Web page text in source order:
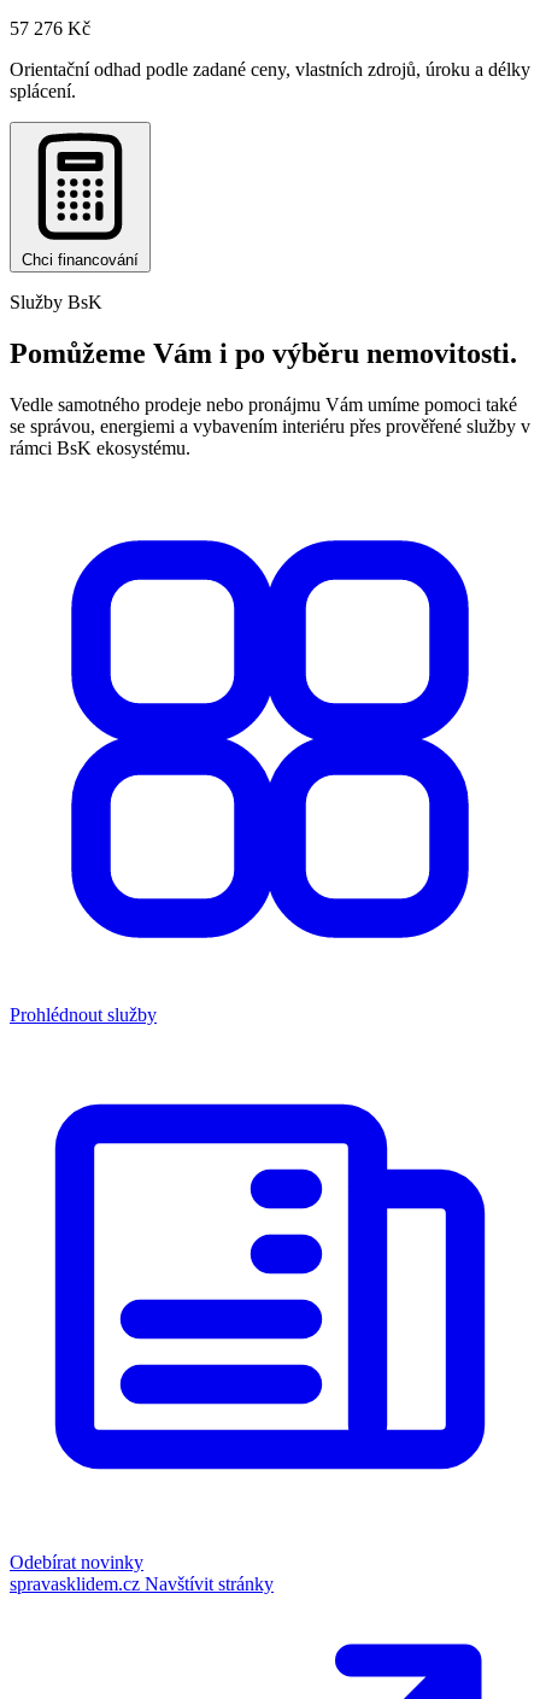
57 276 Kč
Orientační odhad podle zadané ceny, vlastních zdrojů, úroku a délky
splácení.
Chci financování
Služby BsK
Pomůžeme Vám i po výběru nemovitosti.
Vedle samotného prodeje nebo pronájmu Vám umíme pomoci také
se správou, energiemi a vybavením interiéru přes prověřené služby v
rámci BsK ekosystému.
Prohlédnout služby
Odebírat novinky
spravasklidem.cz Navštívit stránky